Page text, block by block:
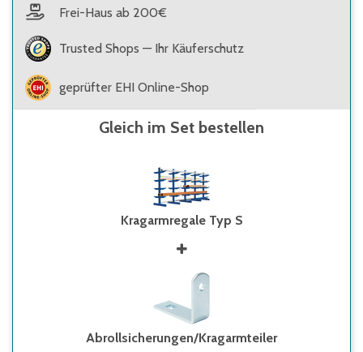
Frei-Haus ab 200€
Trusted Shops — Ihr Käuferschutz
geprüfter EHI Online-Shop
Gleich im Set bestellen
Kragarmregale Typ S
Abrollsicherungen/Kragarmteiler